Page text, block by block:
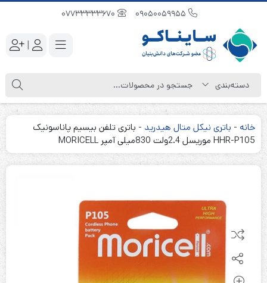
|
خانه - باتری نیکل متال هیدرید - باتری تلفن بیسیم پاناسونیک
HHR-P105 موریسل 2.4ولت 830میلی آمپر MORICELL